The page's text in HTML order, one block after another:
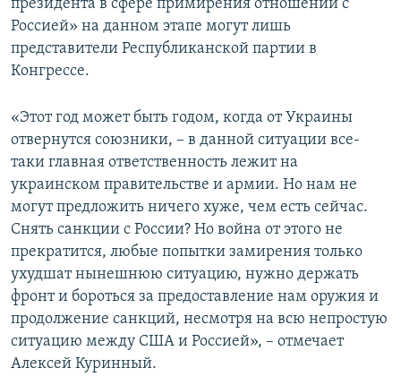
президента в сфере примирения отношений с
Россией» на данном этапе могут лишь
представители Республиканской партии в
Конгрессе.
«Этот год может быть годом, когда от Украины
отвернутся союзники, – в данной ситуации все-
таки главная ответственность лежит на
украинском правительстве и армии. Но нам не
могут предложить ничего хуже, чем есть сейчас.
Снять санкции с России? Но война от этого не
прекратится, любые попытки замирения только
ухудшат нынешнюю ситуацию, нужно держать
фронт и бороться за предоставление нам оружия и
продолжение санкций, несмотря на всю непростую
ситуацию между США и Россией», – отмечает
Алексей Куринный.